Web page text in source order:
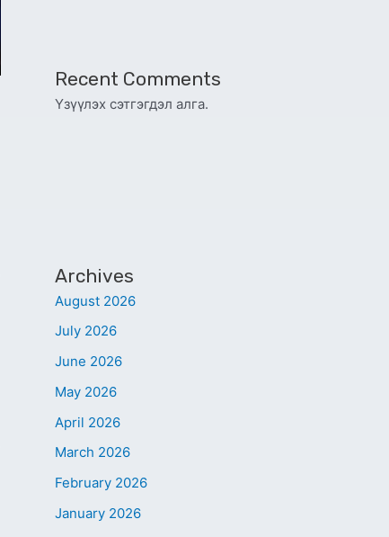
Recent Comments
Үзүүлэх сэтгэгдэл алга.
Archives
August 2026
July 2026
June 2026
May 2026
April 2026
March 2026
February 2026
January 2026